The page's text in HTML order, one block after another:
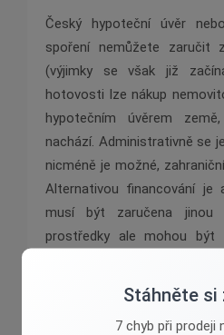
Český hypoteční úvěr
spoření nemůžete zaručit
(výjimky se však již
hotovosti lze nákup
hypotečním úvěrem
nachází. Administrativně se
nicméně je možné,
Alternativou financování je
musí být zaručena jinou
prostředky ale mohou být
Stáhněte si
7 chyb při prodeji